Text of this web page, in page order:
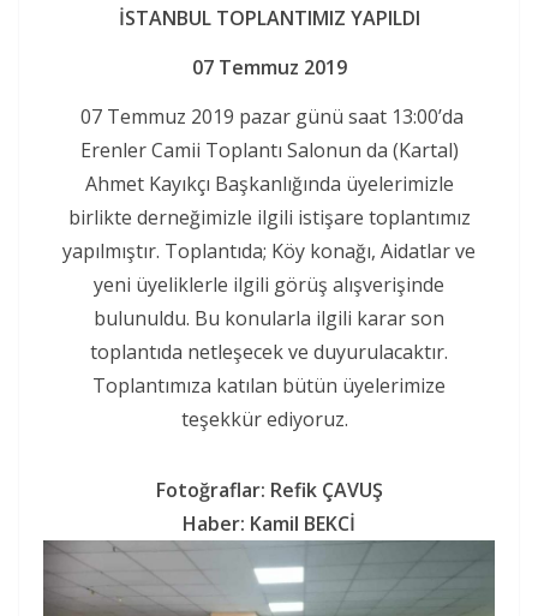
İSTANBUL TOPLANTIMIZ YAPILDI
07 Temmuz 2019
07 Temmuz 2019 pazar günü saat 13:00’da
Erenler Camii Toplantı Salonun da (Kartal)
Ahmet Kayıkçı Başkanlığında üyelerimizle
birlikte derneğimizle ilgili istişare toplantımız
yapılmıştır. Toplantıda; Köy konağı, Aidatlar ve
yeni üyeliklerle ilgili görüş alışverişinde
bulunuldu. Bu konularla ilgili karar son
toplantıda netleşecek ve duyurulacaktır.
Toplantımıza katılan bütün üyelerimize
teşekkür ediyoruz.
Fotoğraflar: Refik ÇAVUŞ
Haber: Kamil BEKCİ